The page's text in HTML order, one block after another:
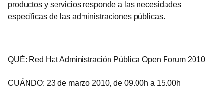
productos y servicios responde a las necesidades
específicas de las administraciones públicas.
QUÉ: Red Hat Administración Pública Open Forum 2010
CUÁNDO: 23 de marzo 2010, de 09.00h a 15.00h